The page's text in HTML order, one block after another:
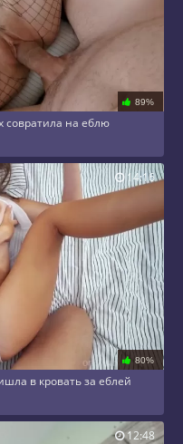
89%
совратила на еблю
80%
в кровать за еблей
14:16
12:48